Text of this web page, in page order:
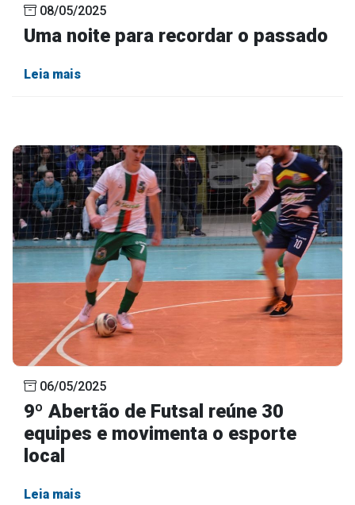
08/05/2025
Uma noite para recordar o passado
Leia mais
06/05/2025
9º Abertão de Futsal reúne 30
equipes e movimenta o esporte
local
Leia mais